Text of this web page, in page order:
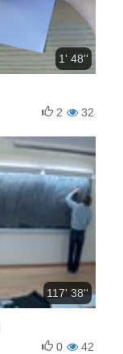
1' 48''
32
2
117' 38''
42
0